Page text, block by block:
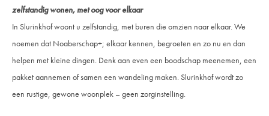
zelfstandig wonen, met oog voor elkaar
In Slurinkhof woont u zelfstandig, met buren die omzien naar elkaar. We
noemen dat Noaberschap+; elkaar kennen, begroeten en zo nu en dan
helpen met kleine dingen. Denk aan even een boodschap meenemen, een
pakket aannemen of samen een wandeling maken. Slurinkhof wordt zo
een rustige, gewone woonplek – geen zorginstelling.